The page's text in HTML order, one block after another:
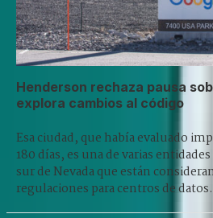
Henderson rechaza pausa
explora cambios al código
Esa ciudad, que había evaluado
180 días, es una de varias
sur de Nevada que están
regulaciones para centros de datos.